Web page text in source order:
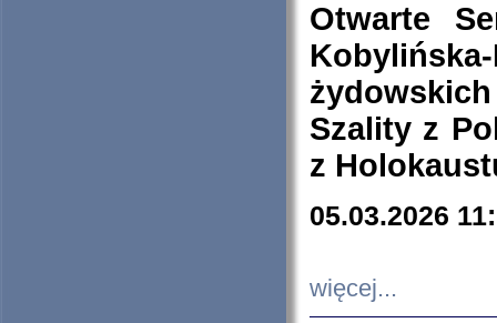
Otwarte
Szality z
z
05.03.2026
więcej...